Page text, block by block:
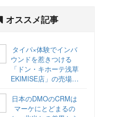
オススメ記事
タイパ×体験でインバ
ウンドを惹きつける
「ドン・キホーテ浅草
EKIMISE店」の売場づ
日本のDMOのCRMは
マーケにとどまるの